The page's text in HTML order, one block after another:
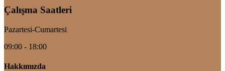
Çalışma Saatleri
Pazartesi-Cumartesi
09:00 - 18:00
Hakkımızda